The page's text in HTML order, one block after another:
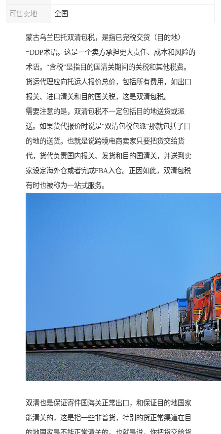
可售卖地 全国
蒙古乌兰巴托双清包税，是指已完税交货（目的地）
=DDP术语。这是一个卖方承担更大责任、成本和风险的
术语。“含税”是指目的国清关期间的关税和其他税费。
货运代理应向托运人报价总价，包括所有费用，如出口
报关、进口清关和目的国关税，这是双清包税。
需要注意的是，双清包税不一定包括目的地送货或派
送。如果货代报价时说是“双清包税包派”那就包括了目
的地的送货。也就是说跨境电商卖家只要把货交给货
代，货代负责国内报关、发货和目的国清关，并送到卖
家设定海外仓或者完成FBA入仓。正因如此，双清包税
有时也被称为一站式服务。
双清也是保证寄件国海关正常出口，和保证目的地国家
能清关的，这是指一些非普货，特别的货正常渠道在目